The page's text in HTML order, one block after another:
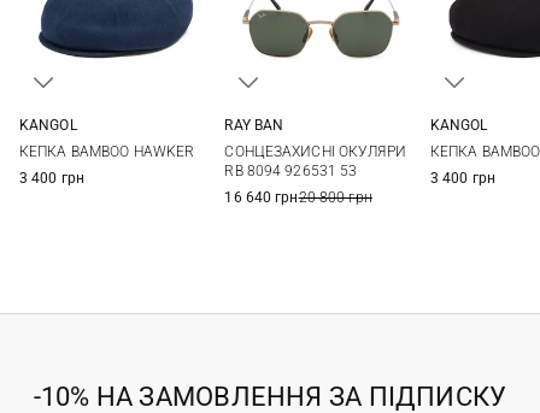
KANGOL
КЕПКА BAMBOO HAWKER
3 400 грн
RAY BAN
СОНЦЕЗАХИСНІ ОКУЛЯРИ
RB 8094 926531 53
16 640 грн20 800 грн
KANGOL
КЕПКА
3 400 грн
-10% НА ЗАМОВЛЕННЯ ЗА ПІДПИСКУ